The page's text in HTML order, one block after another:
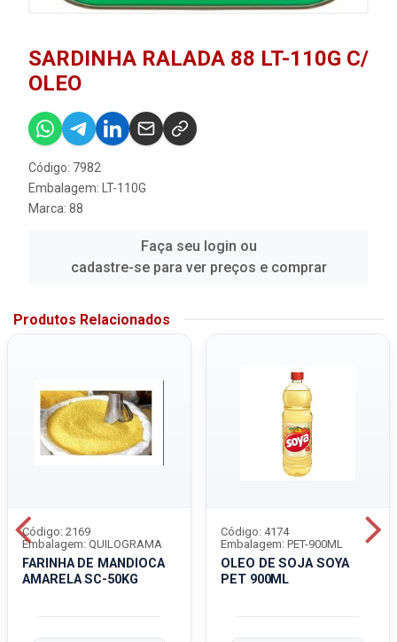
SARDINHA RALADA 88 LT-110G C/
OLEO
Código: 7982
Embalagem: LT-110G
Marca: 88
Faça seu login ou
cadastre-se para ver preços e comprar
Produtos Relacionados
FARINHA DE MANDIOCA
AMARELA SC-50KG
Código: 2169
Embalagem: QUILOGRAMA
OLEO DE SOJA SOYA
PET 900ML
Código: 4174
Embalagem: PET-900ML